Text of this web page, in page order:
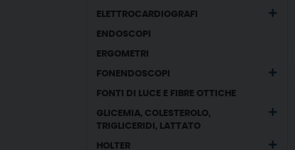
ELETTROCARDIOGRAFI
ENDOSCOPI
ERGOMETRI
FONENDOSCOPI
FONTI DI LUCE E FIBRE OTTICHE
GLICEMIA, COLESTEROLO,
TRIGLICERIDI, LATTATO
HOLTER